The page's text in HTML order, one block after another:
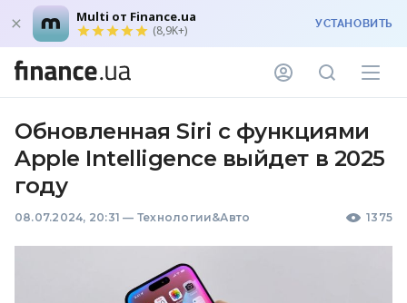
Multi от Finance.ua
(8,9K+) УСТАНОВИТЬ
Обновленная Siri с функциями
Apple Intelligence выйдет в 2025
году
08.07.2024, 20:31 — Технологии&Авто 1375